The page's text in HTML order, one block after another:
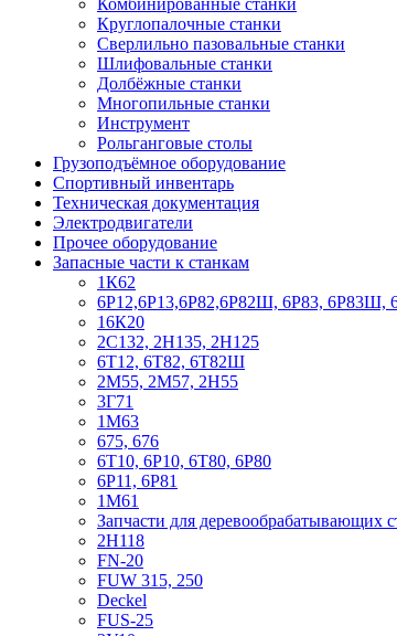
Комбинированные станки
Круглопалочные станки
Сверлильно пазовальные станки
Шлифовальные станки
Долбёжные станки
Многопильные станки
Инструмент
Рольганговые столы
Грузоподъёмное оборудование
Спортивный инвентарь
Техническая документация
Электродвигатели
Прочее оборудование
Запасные части к станкам
1К62
6Р12,6Р13,6Р82,6Р82Ш, 6Р83, 6Р83Ш,
16К20
2С132, 2Н135, 2Н125
6Т12, 6Т82, 6Т82Ш
2М55, 2М57, 2Н55
3Г71
1М63
675, 676
6Т10, 6Р10, 6Т80, 6Р80
6Р11, 6Р81
1М61
Запчасти для деревообрабатывающих
2Н118
FN-20
FUW 315, 250
Deckel
FUS-25